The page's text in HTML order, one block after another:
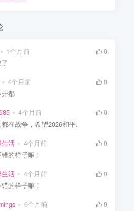
1个月前
0
4个月前
0
都
4个月前
0
在战争，希望2026和平.
生活 4个月前
0
的样子嘛！
生活 4个月前
0
的样子嘛！
6个月前
0